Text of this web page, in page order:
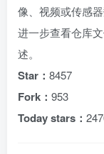
像、视频或传感
进一步查看仓库
述。
Star： 8457
Fork： 953
Today stars：